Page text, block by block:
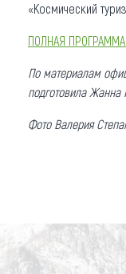
«Космический
ПОЛНАЯ
По материалам
подготовила Жанна
Фото Валерия